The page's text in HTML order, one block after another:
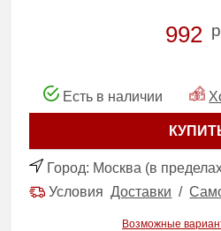
992
Есть в наличии
Город: Москва (в
УсловияДоставки /
Возможные